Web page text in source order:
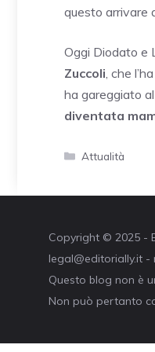
questo arrivare
Oggi Diodato e
Zuccoli, che
ha gareggiato al
diventata
Categorie
Attualità
Copyright © 2025 -
legal@editorially.it
Questo blog non è
Non può pertanto